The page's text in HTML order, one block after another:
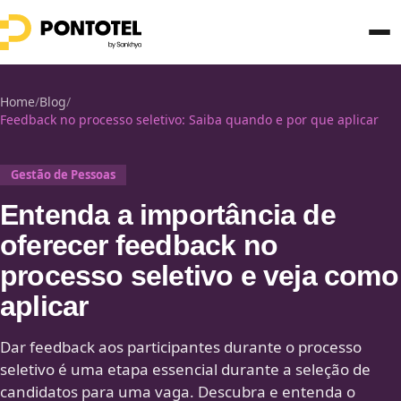
Home/Blog/
Feedback no processo seletivo: Saiba quando e por que aplicar
Gestão de Pessoas
Entenda a importância de
oferecer feedback no
processo seletivo e veja como
aplicar
Dar feedback aos participantes durante o processo
seletivo é uma etapa essencial durante a seleção de
candidatos para uma vaga. Descubra e entenda o